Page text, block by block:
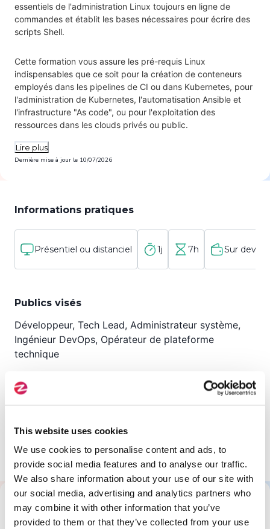
This website uses cookies
We use cookies to personalise content and ads, to
provide social media features and to analyse our traffic.
We also share information about your use of our site with
our social media, advertising and analytics partners who
may combine it with other information that you’ve
provided to them or that they’ve collected from your use
essentiels de l'administration Linux toujours en ligne de
commandes et établit les bases nécessaires pour écrire des
scripts Shell.
Cette formation vous assure les pré-requis Linux
indispensables que ce soit pour la création de conteneurs
employés dans les pipelines de CI ou dans Kubernetes, pour
l'administration de Kubernetes, l'automatisation Ansible et
l'infrastructure "As code", ou pour l'exploitation des
ressources dans les clouds privés ou public.
Lire plus
Dernière mise à jour le 10/07/2026
Informations pratiques
Présentiel ou distanciel 1j 7h Sur devis
Publics visés
Développeur, Tech Lead, Administrateur système,
Ingénieur DevOps, Opérateur de plateforme
technique
Aucune formation prérequise
Tout savoir sur cette formation